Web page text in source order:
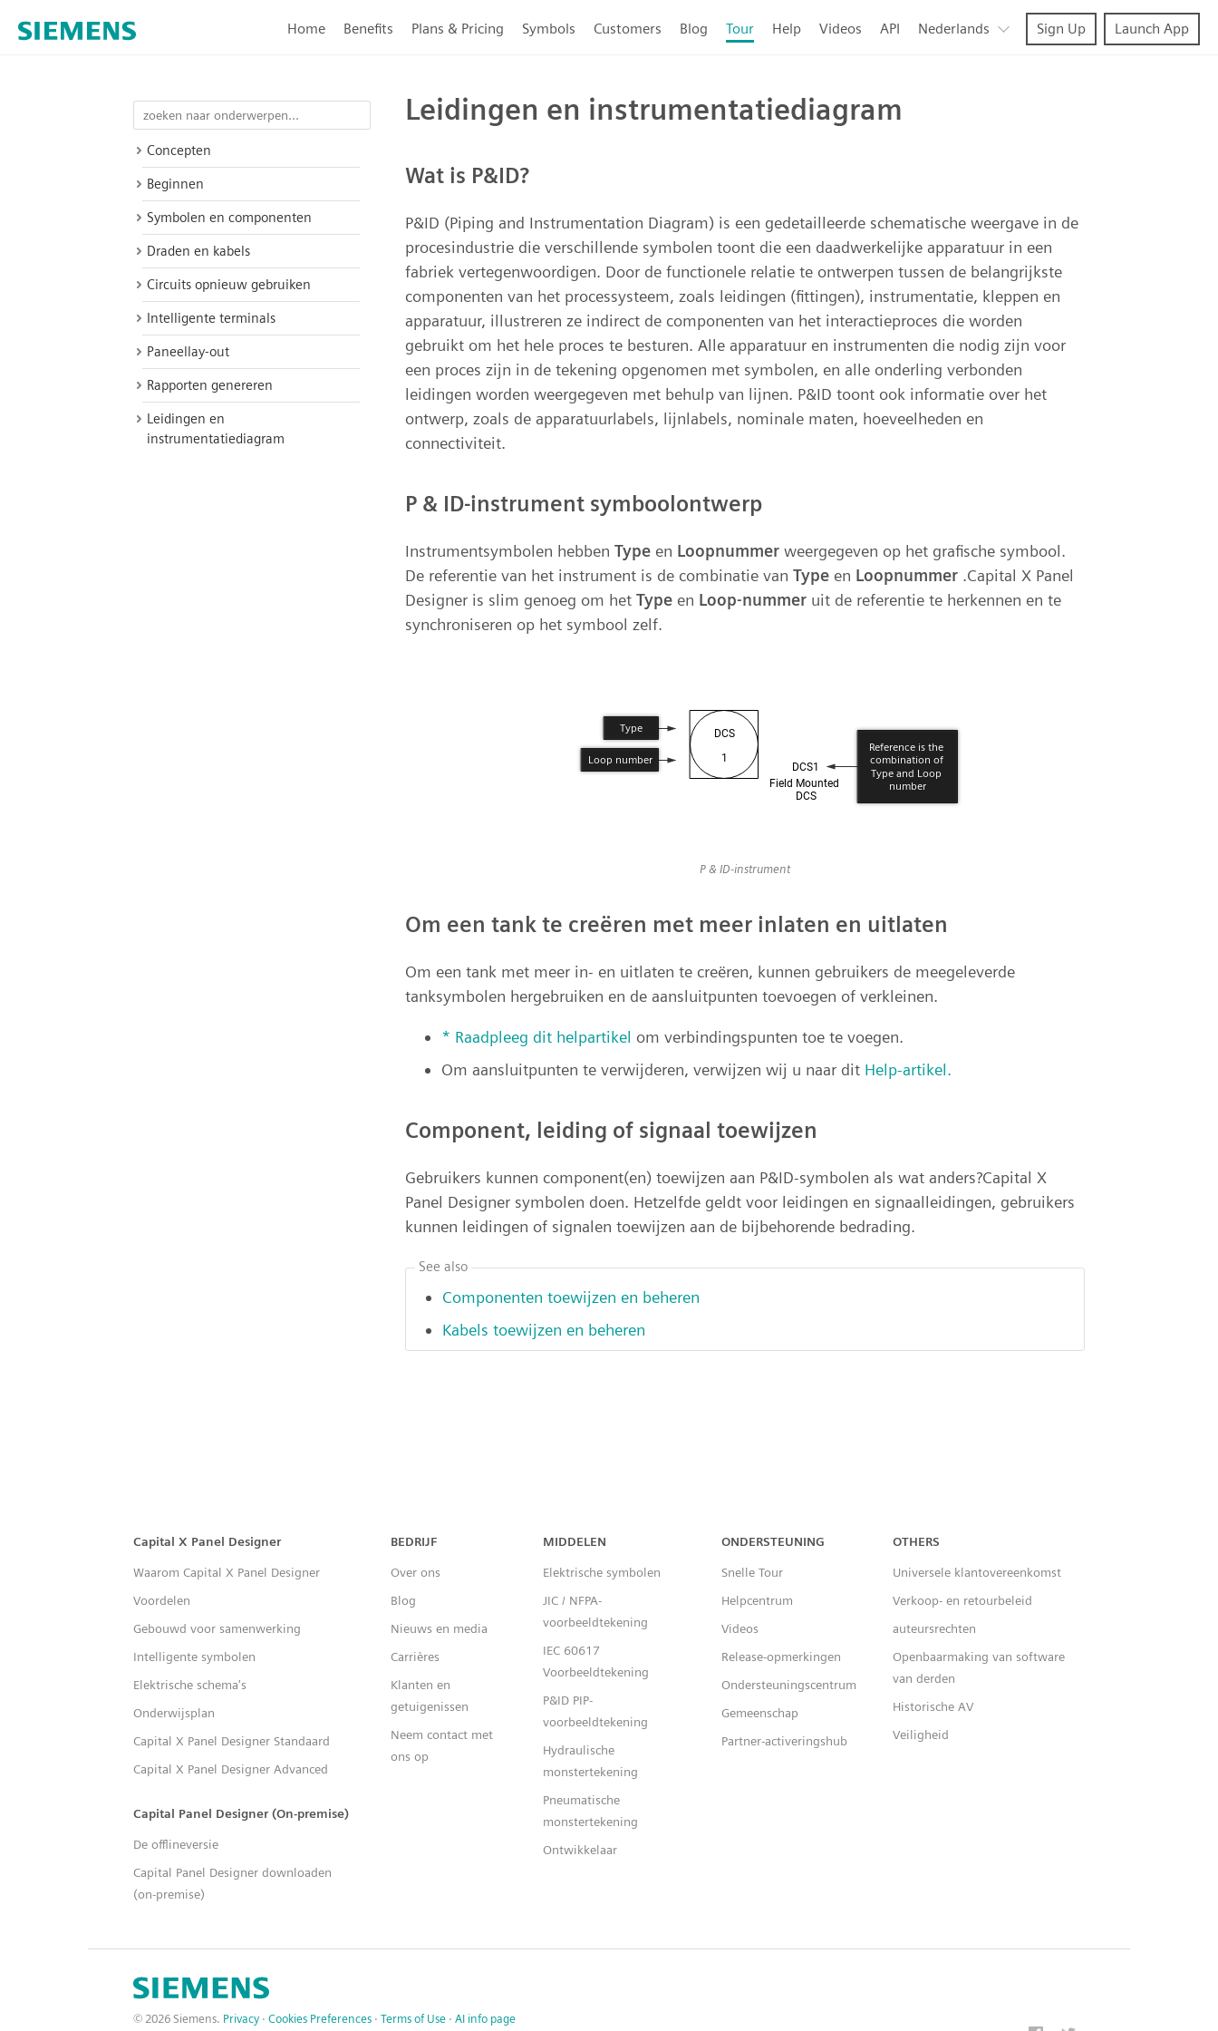
Home Benefits Plans & Pricing Symbols Customers Blog Tour Help Videos API Nederlands Sign Up Launch App
Concepten
Beginnen
Symbolen en componenten
Draden en kabels
Circuits opnieuw gebruiken
Intelligente terminals
Paneellay-out
Rapporten genereren
Leidingen en
instrumentatiediagram
Leidingen en instrumentatiediagram
Wat is P&ID?
P&ID (Piping and Instrumentation Diagram) is een gedetailleerde schematische weergave in de
procesindustrie die verschillende symbolen toont die een daadwerkelijke apparatuur in een
fabriek vertegenwoordigen. Door de functionele relatie te ontwerpen tussen de belangrijkste
componenten van het processysteem, zoals leidingen (fittingen), instrumentatie, kleppen en
apparatuur, illustreren ze indirect de componenten van het interactieproces die worden
gebruikt om het hele proces te besturen. Alle apparatuur en instrumenten die nodig zijn voor
een proces zijn in de tekening opgenomen met symbolen, en alle onderling verbonden
leidingen worden weergegeven met behulp van lijnen. P&ID toont ook informatie over het
ontwerp, zoals de apparatuurlabels, lijnlabels, nominale maten, hoeveelheden en
connectiviteit.
P & ID-instrument symboolontwerp
Instrumentsymbolen hebben Type en Loopnummer weergegeven op het grafische symbool.
De referentie van het instrument is de combinatie van Type en Loopnummer .Capital X Panel
Designer is slim genoeg om het Type en Loop-nummer uit de referentie te herkennen en te
synchroniseren op het symbool zelf.
P & ID-instrument
Om een tank te creëren met meer inlaten en uitlaten
Om een tank met meer in- en uitlaten te creëren, kunnen gebruikers de meegeleverde
tanksymbolen hergebruiken en de aansluitpunten toevoegen of verkleinen.
* Raadpleeg dit helpartikel om verbindingspunten toe te voegen.
Om aansluitpunten te verwijderen, verwijzen wij u naar dit Help-artikel.
Component, leiding of signaal toewijzen
Gebruikers kunnen component(en) toewijzen aan P&ID-symbolen als wat anders?Capital X
Panel Designer symbolen doen. Hetzelfde geldt voor leidingen en signaalleidingen, gebruikers
kunnen leidingen of signalen toewijzen aan de bijbehorende bedrading.
Componenten toewijzen en beheren
Kabels toewijzen en beheren
See also
Capital™ X Panel Designer
Capital X Panel Designer
Waarom Capital X Panel Designer
Voordelen
Gebouwd voor samenwerking
Intelligente symbolen
Elektrische schema's
Onderwijsplan
Capital X Panel Designer Standaard
Capital X Panel Designer Advanced
Capital Panel Designer (On-premise)
De offlineversie
Capital Panel Designer downloaden
(on-premise)
BEDRIJF
Over ons
Blog
Nieuws en media
Carrières
Klanten en
getuigenissen
Neem contact met
ons op
MIDDELEN
Elektrische symbolen
JIC / NFPA-
voorbeeldtekening
IEC 60617
Voorbeeldtekening
P&ID PIP-
voorbeeldtekening
Hydraulische
monstertekening
Pneumatische
monstertekening
Ontwikkelaar
ONDERSTEUNING
Snelle Tour
Helpcentrum
Videos
Release-opmerkingen
Ondersteuningscentrum
Gemeenschap
Partner-activeringshub
OTHERS
Universele klantovereenkomst
Verkoop- en retourbeleid
auteursrechten
Openbaarmaking van software
van derden
Historische AV
Veiligheid
© 2026 Siemens. Privacy · Cookies Preferences · Terms of Use · AI info page